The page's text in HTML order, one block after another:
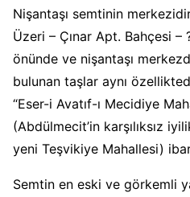
Nişantaşı semtinin
Üzeri – Çınar Apt. Bahçesi
önünde ve nişantaşı
bulunan taşlar aynı
“Eser-i Avatıf-ı Mecidiye
(Abdülmecit’in karşılıksız
yeni Teşvikiye Mahallesi)
Semtin en eski ve görkemli